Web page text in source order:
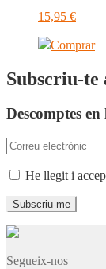
15,95 €
Comprar
Subscriu-te
Descomptes
He llegit i
Segueix-nos